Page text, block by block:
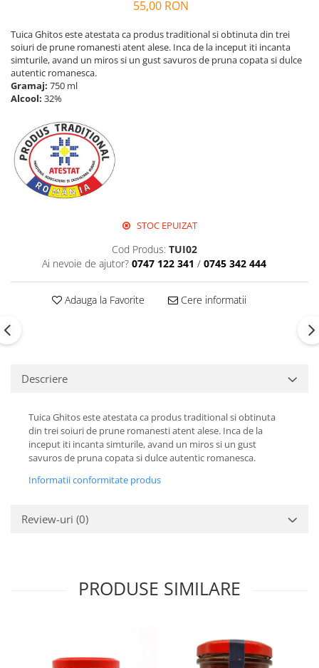
55,00 RON
Tuica Ghitos este atestata ca produs traditional si obtinuta din trei
soiuri de prune romanesti atent alese. Inca de la inceput iti incanta
simturile, avand un miros si un gust savuros de pruna copata si dulce
autentic romanesca.
Gramaj: 750 ml
Alcool: 32%
STOC EPUIZAT
Cod Produs: TUI02
Ai nevoie de ajutor? 0747 122 341 / 0745 342 444
Adauga la Favorite Cere informatii
Descriere
Tuica Ghitos este atestata ca produs traditional si obtinuta
din trei soiuri de prune romanesti atent alese. Inca de la
inceput iti incanta simturile, avand un miros si un gust
savuros de pruna copata si dulce autentic romanesca.
Informatii conformitate produs
Review-uri (0)
PRODUSE SIMILARE